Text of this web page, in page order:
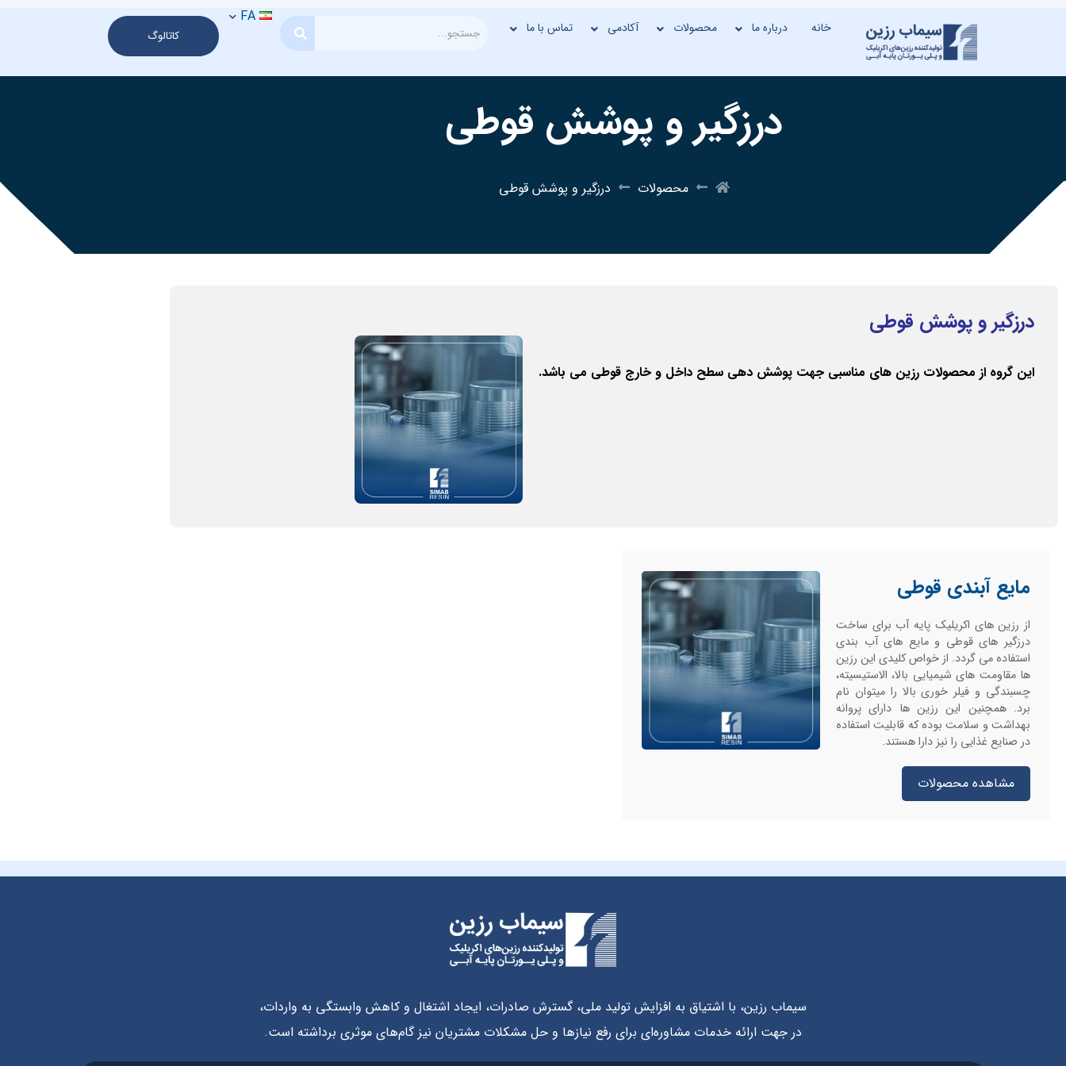
خانه درباره ما محصولات آکادمی تماس با ما
FA
کاتالوگ
درزگیر و پوشش قوطی
محصولات درزگیر و پوشش قوطی
درزگیر و پوشش قوطی
این گروه از محصولات رزین های مناسبی جهت پوشش دهی سطح داخل و خارج قوطی می باشد.
مایع آبندی قوطی
از رزین های اکریلیک پایه آب برای ساخت
درزگیر های قوطی و مایع های آب بندی
استفاده می گردد. از خواص کلیدی این رزین
ها مقاومت های شیمیایی بالا، الاستیسیته،
چسبندگی و فیلر خوری بالا را میتوان نام
برد. همچنین این رزین ها دارای پروانه
بهداشت و سلامت بوده که قابلیت استفاده
در صنایع غذایی را نیز دارا هستند.
مشاهده محصولات
سیماب رزین، با اشتیاق به افزایش تولید ملی، گسترش صادرات، ایجاد اشتغال و کاهش وابستگی به واردات،
در جهت ارائه خدمات مشاوره‌ای برای رفع نیازها و حل مشکلات مشتریان نیز گام‌های موثری برداشته است.